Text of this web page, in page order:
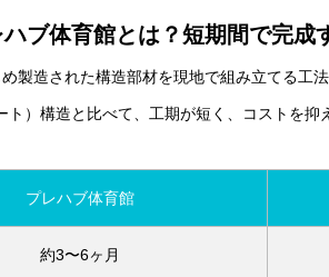
ハブ体育館とは？短期間で完成
製造された構造部材を現地で組み立てる工
）構造と比べて、工期が短く、コストを抑
プレハブ体育館
約3〜6ヶ月